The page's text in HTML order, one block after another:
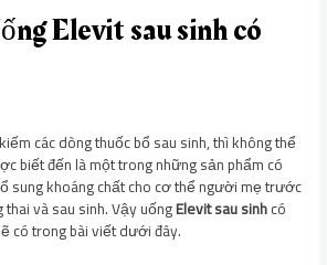
Elevit sau sinh có
các dòng thuốc bổ sau sinh, thì không thể
biết đến là một trong những sản phẩm có
sung khoáng chất cho cơ thể người mẹ trước
và sau sinh. Vậy uốngElevit sau sinhcó
có trong bài viết dưới đây.